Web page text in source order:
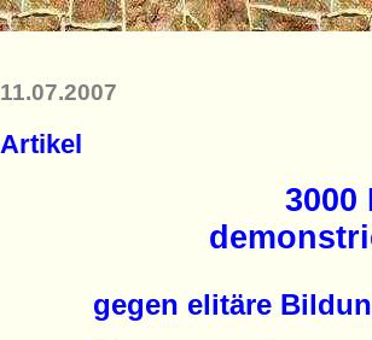
11.07.2007
Artikel
3000
gegen elitäre